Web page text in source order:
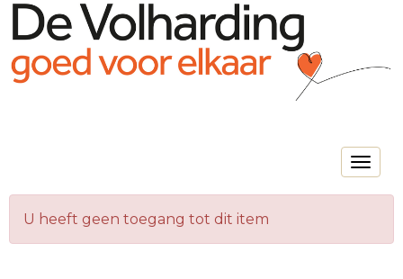
Toggle
U heeft geen toegang tot dit item